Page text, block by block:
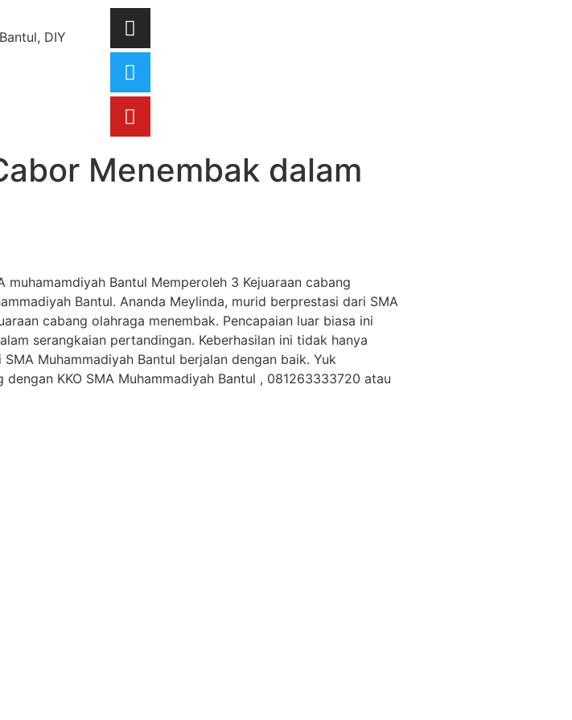
DIY
Menembak dalam
Bantul Memperoleh 3 Kejuaraan cabang
Bantul. Ananda Meylinda, murid berprestasi dari SMA
cabang olahraga menembak. Pencapaian luar biasa ini
serangkaian pertandingan. Keberhasilan ini tidak hanya
Muhammadiyah Bantul berjalan dengan baik. Yuk
KKO SMA Muhammadiyah Bantul , 081263333720 atau